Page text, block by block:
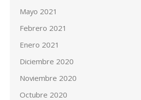
Mayo 2021
Febrero 2021
Enero 2021
Diciembre 2020
Noviembre 2020
Octubre 2020